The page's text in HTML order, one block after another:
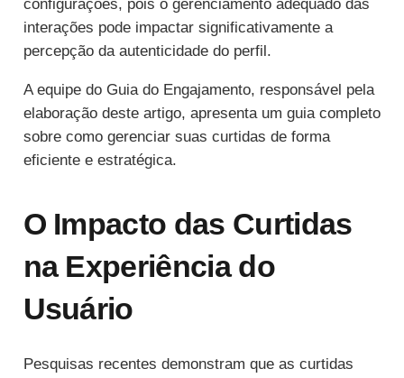
configurações, pois o gerenciamento adequado das
interações pode impactar significativamente a
percepção da autenticidade do perfil.
A equipe do Guia do Engajamento, responsável pela
elaboração deste artigo, apresenta um guia completo
sobre como gerenciar suas curtidas de forma
eficiente e estratégica.
O Impacto das Curtidas
na Experiência do
Usuário
Pesquisas recentes demonstram que as curtidas